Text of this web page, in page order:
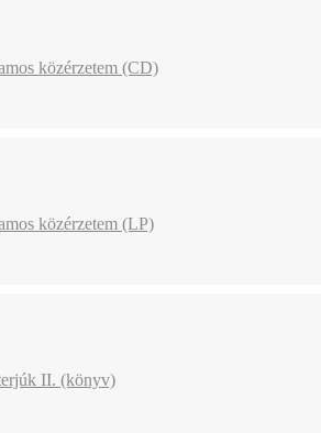
közérzetem (CD)
közérzetem (LP)
II. (könyv)